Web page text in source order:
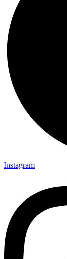
Instagram